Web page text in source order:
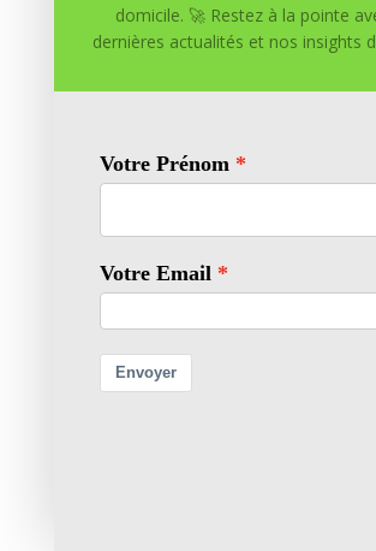
le navigateur pour mon prochain
domicile. 🚀 Restez à la pointe
dernières actualités et nos insights